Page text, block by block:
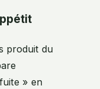
produit du
» en